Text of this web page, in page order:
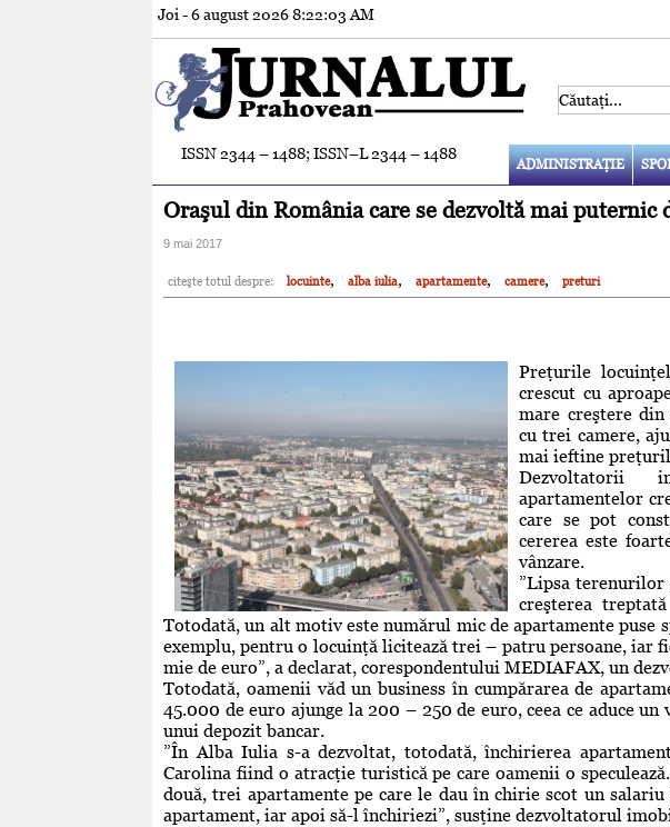
Joi - 6 august 20268:22:04 AM
ISSN 2344 – 1488; ISSN–L 2344 – 1488
ADMINISTRAŢIE
Oraşul din România care se dezvoltă mai
9 mai 2017
citeşte totul despre: locuinte, alba iulia, apartamente, camere, preturi
Preţurile
crescut cu
mare creştere din
cu trei camere,
mai ieftine
Dezvoltatorii
apartamentelor
care se pot
cererea este
vânzare.
”Lipsa terenurilor
creşterea
Totodată, un alt motiv este numărul mic de apartamente puse
exemplu, pentru o locuinţă licitează trei – patru persoane, iar
mie de euro”, a declarat, corespondentului MEDIAFAX, un
Totodată, oamenii văd un business în cumpărarea de
45.000 de euro ajunge la 200 – 250 de euro, ceea ce aduce
unui depozit bancar.
”În Alba Iulia s-a dezvoltat, totodată, închirierea
Carolina fiind o atracţie turistică pe care oamenii o
două, trei apartamente pe care le dau în chirie scot un
apartament, iar apoi să-l închiriezi”, susţine dezvoltatorul